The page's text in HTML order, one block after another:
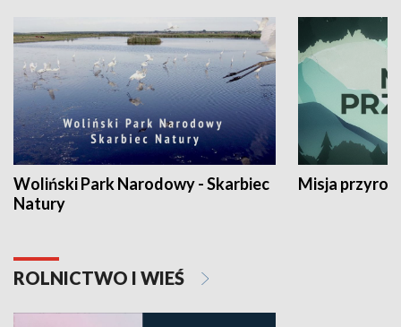
Woliński Park Narodowy - Skarbiec
Natury
Misja
ROLNICTWO I WIEŚ